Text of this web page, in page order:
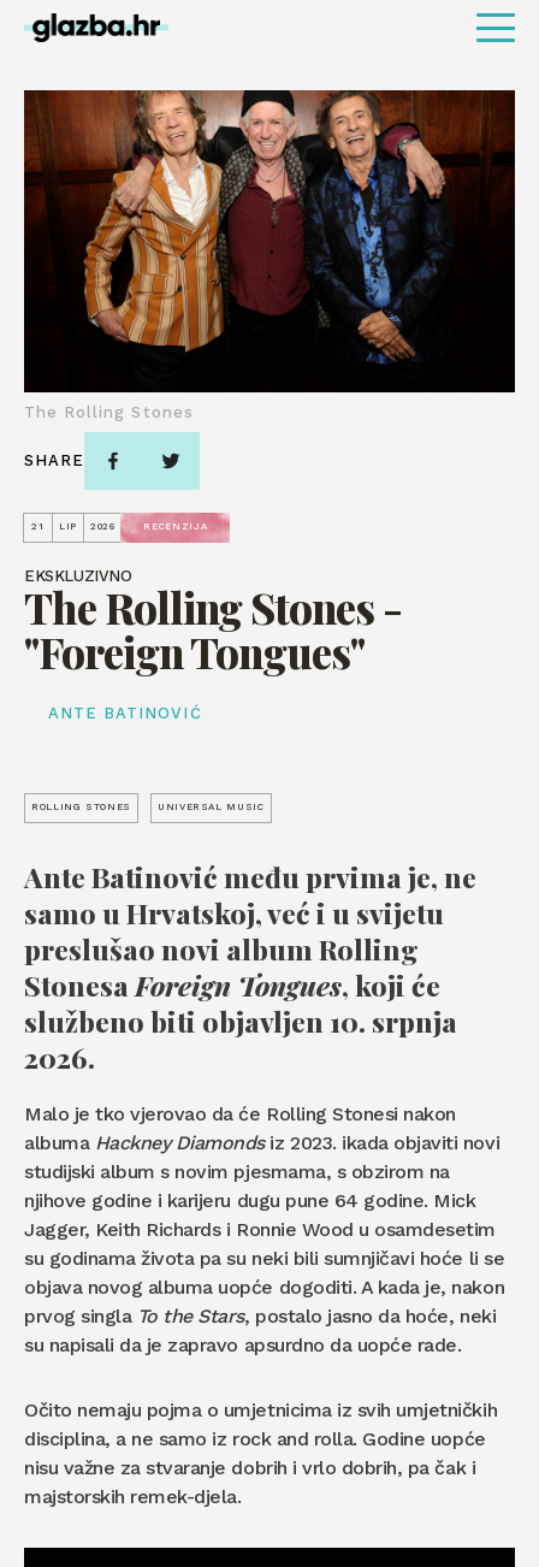
21 LIP 2026 RECENZIJA
EKSKLUZIVNO
The Rolling Stones -
"Foreign Tongues"
ANTE BATINOVIĆ
The Rolling Stones
SHARE
ROLLING STONES UNIVERSAL MUSIC
Ante Batinović među prvima je, ne
samo u Hrvatskoj, već i u svijetu
preslušao novi album Rolling
Stonesa Foreign Tongues, koji će
službeno biti objavljen 10. srpnja
2026.
Malo je tko vjerovao da će Rolling Stonesi nakon
albuma Hackney Diamondsiz 2023. ikada objaviti novi
studijski album s novim pjesmama, s obzirom na
njihove godine i karijeru dugu pune 64 godine. Mick
Jagger, Keith Richards i Ronnie Wood u osamdesetim
su godinama života pa su neki bili sumnjičavi hoće li se
objava novog albuma uopće dogoditi. A kada je, nakon
prvog singla To the Stars, postalo jasno da hoće, neki
su napisali da je zapravo apsurdno da uopće rade.
Očito nemaju pojma o umjetnicima iz svih umjetničkih
disciplina, a ne samo iz rock and rolla. Godine uopće
nisu važne za stvaranje dobrih i vrlo dobrih, pa čak i
majstorskih remek-djela.